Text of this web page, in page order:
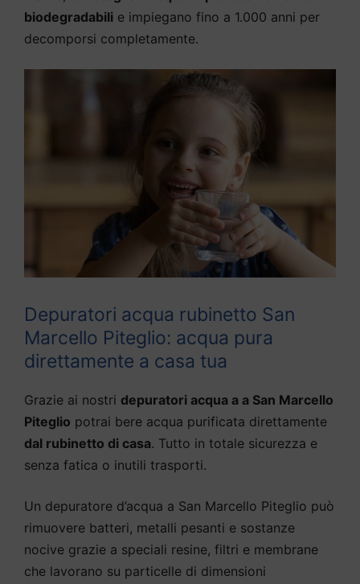
biodegradabili e impiegano fino a 1.000 anni per
decomporsi completamente.
Depuratori acqua rubinetto San
Marcello Piteglio: acqua pura
direttamente a casa tua
Grazie ai nostri depuratori acqua a a San Marcello
Piteglio potrai bere acqua purificata direttamente
dal rubinetto di casa. Tutto in totale sicurezza e
senza fatica o inutili trasporti.
Un depuratore d’acqua a San Marcello Piteglio può
rimuovere batteri, metalli pesanti e sostanze
nocive grazie a speciali resine, filtri e membrane
che lavorano su particelle di dimensioni